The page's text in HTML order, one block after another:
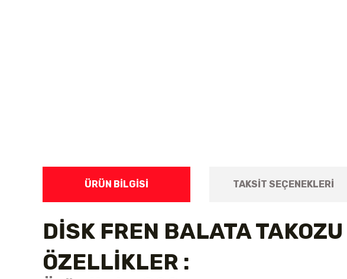
ÜRÜN BILGISI TAKSIT SEÇENEKLERI
DİSK FREN BALATA TAKOZU
ÖZELLİKLER :